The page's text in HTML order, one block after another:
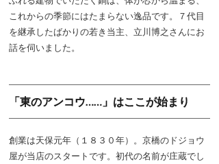
これからの季節にはたまらない逸品です。７代目
を継承したばかりの若き当主、立川博之さんにお
話を伺いました。
「東のアンコウ……」はここが始まり
創業は天保元年（１８３０年）。京橋のドジョウ
屋が当店のスタートです。初代の名前が庄蔵でし